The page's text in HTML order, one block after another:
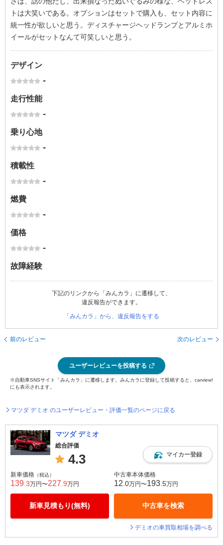
トは大笑いである。オプションはセットで購入も、セット内容に
統一性が欲しいと思う。ディスチャージヘッドランプとアルミホ
イールがセットなんて可笑しいと思う。
デザイン
-
走行性能
-
乗り心地
-
積載性
-
燃費
-
価格
-
故障経験
下記のリンクから「みんカラ」に遷移して、
違反報告ができます。
「みんカラ」から、違反報告をする
前のレビュー 次のレビュー
ユーザーレビューを投稿する
※自動車SNSサイト「みんカラ」に遷移します。みんカラに登録して投稿すると、carview!
にも表示されます。
マツダ デミオ のユーザーレビュー・評価一覧のページに戻る
マツダ デミオ
総合評価
4.3 マイカー登録
新車価格 （税込）
139 .3万円〜227 .9万円
新車見積もり(無料)
中古車本体価格
12 .0万円〜193 .5万円
中古車を検索
デミオの車買取相場を調べる